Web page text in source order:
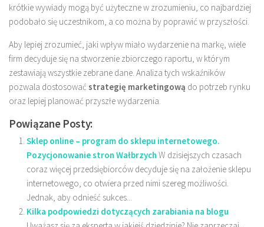
krótkie wywiady mogą być użyteczne w zrozumieniu, co najbardziej
podobało się uczestnikom, a co można by poprawić w przyszłości.
Aby lepiej zrozumieć, jaki wpływ miało wydarzenie na markę, wiele
firm decyduje się na stworzenie zbiorczego raportu, w którym
zestawiają wszystkie zebrane dane. Analiza tych wskaźników
pozwala dostosować strategię marketingową do potrzeb rynku
oraz lepiej planować przyszłe wydarzenia.
Powiązane Posty:
Sklep online – program do sklepu internetowego.
Pozycjonowanie stron Wałbrzych W dzisiejszych czasach
coraz więcej przedsiębiorców decyduje się na założenie sklepu
internetowego, co otwiera przed nimi szereg możliwości.
Jednak, aby odnieść sukces...
Kilka podpowiedzi dotyczących zarabiania na blogu